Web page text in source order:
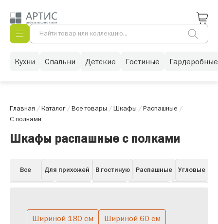
Кухни Спальни Детские Гостиные Гардеробные
Главная /Каталог/Все товары /Шкафы /Распашные /
С полками
Шкафы распашные с полками
Все Для прихожей В гостиную Распашные Угловые
Витрины Пеналы Белые в гостиную Горки
Шириной 180 см
Шириной 60 см